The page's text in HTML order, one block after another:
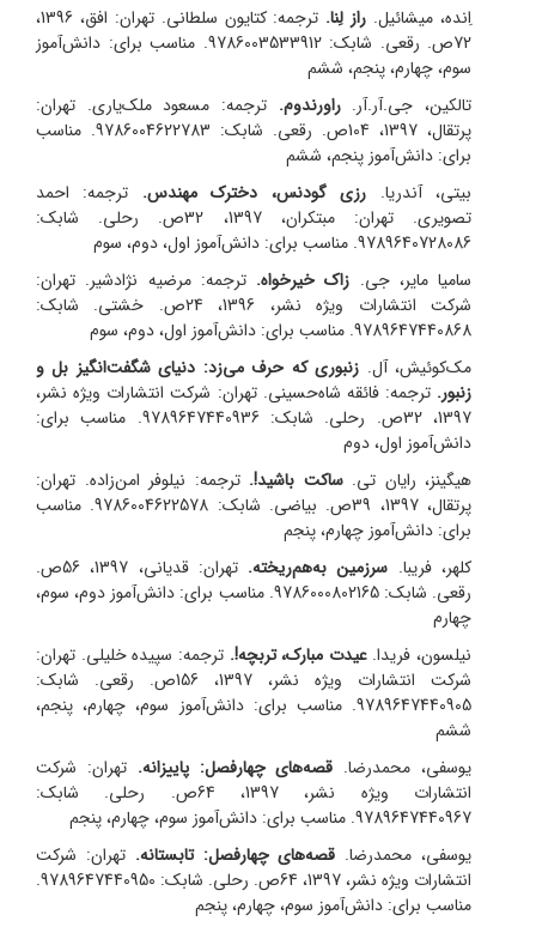
اِنده، میشائیل. راز لِنا. ترجمه: کتایون سلطانی.
تهران: افق، 1396،
72ص. رقعی. شابک: 9786003533912. مناسب برای: دانش‌آموز
سوم، چهارم، پنجم، ششم
تالکین، جی.‌آر.‌آر.راورندوم. ترجمه: مسعود ملک‌یاری. تهران:
پرتقال، 1397، 104ص. رقعی. شابک: 9786004622783. مناسب
برای: دانش‌آموز پنجم، ششم
بیتی، آندریا. رزی گودنس، دخترک مهندس. ترجمه: احمد
تصویری.
تهران: مبتکران، 1397، 32ص. رحلی. شابک:
9789640728086. مناسب برای: دانش‌آموز اول، دوم، سوم
سامیا مایر، جی. زاک خیرخواه. ترجمه: مرضیه نژادشیر. تهران:
شرکت انتشارات ویژه نشر، 1396، 24ص. خشتی. شابک:
9789647440868. مناسب برای: دانش‌آموز اول، دوم، سوم
مک‌کوئیش، آل. زنبوری که حرف می‌زد: دنیای شگفت‌انگیز بل و
زنبور. ترجمه: فائقه شاه‌حسینی. تهران: شرکت انتشارات ویژه نشر،
1397، 32ص. رحلی. شابک: 9789647440936. مناسب برای:
دانش‌آموز اول، دوم
هیگینز، رایان تی.ساکت باشید!. ترجمه: نیلوفر امن‌زاده. تهران:
پرتقال، 1397، 39ص. بیاضی. شابک: 9786004622578. مناسب
برای: دانش‌آموز چهارم، پنجم
کلهر، فریبا. سرزمین به‌هم‌ریخته.
تهران: قدیانی، 1397، 56ص.
رقعی. شابک: 9786000802165. مناسب برای: دانش‌آموز دوم، سوم،
چهارم
نیلسون، فریدا.عیدت مبارک، تربچه!. ترجمه: سپیده خلیلی. تهران:
شرکت انتشارات ویژه نشر، 1397، 156ص. رقعی. شابک:
9789647440905. مناسب برای: دانش‌آموز سوم، چهارم، پنجم،
ششم
یوسفی، محمدرضا. قصه‌های چهارفصل: پاییزانه. تهران: شرکت
انتشارات ویژه نشر، 1397، 64ص. رحلی. شابک:
9789647440967. مناسب برای: دانش‌آموز سوم، چهارم، پنجم
یوسفی، محمدرضا. قصه‌های چهارفصل: تابستانه. تهران: شرکت
انتشارات ویژه نشر، 1397، 64ص. رحلی. شابک: 9789647440950.
مناسب برای: دانش‌آموز سوم، چهارم، پنجم